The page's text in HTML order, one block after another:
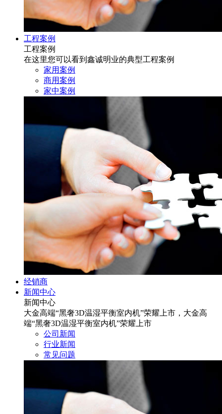
工程案例
工程案例
在这里您可以看到鑫诚明业的典型工程案例
家用案例
商用案例
家中案例
经销商
新闻中心
新闻中心
大金高端“黑奢3D温湿平衡室内机”荣耀上市，大金高
端“黑奢3D温湿平衡室内机”荣耀上市
公司新闻
行业新闻
常见问题